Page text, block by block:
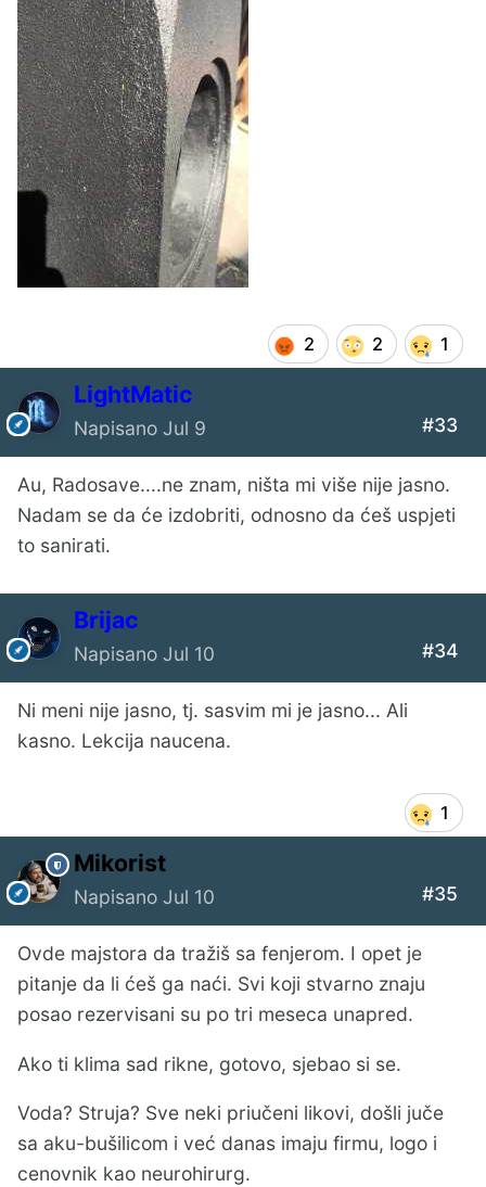
2 2 1
LightMatic
Napisano Jul 9 #33
Au, Radosave....ne znam, ništa mi više nije jasno.
Nadam se da će izdobriti, odnosno da ćeš uspjeti
to sanirati.
Brijac
Napisano Jul 10 #34
Ni meni nije jasno, tj. sasvim mi je jasno... Ali
kasno. Lekcija naucena.
1
Mikorist
Napisano Jul 10 #35
Ovde majstora da tražiš sa fenjerom. I opet je
pitanje da li ćeš ga naći. Svi koji stvarno znaju
posao rezervisani su po tri meseca unapred.
Ako ti klima sad rikne, gotovo, sjebao si se.
Voda? Struja? Sve neki priučeni likovi, došli juče
sa aku-bušilicom i već danas imaju firmu, logo i
cenovnik kao neurohirurg.